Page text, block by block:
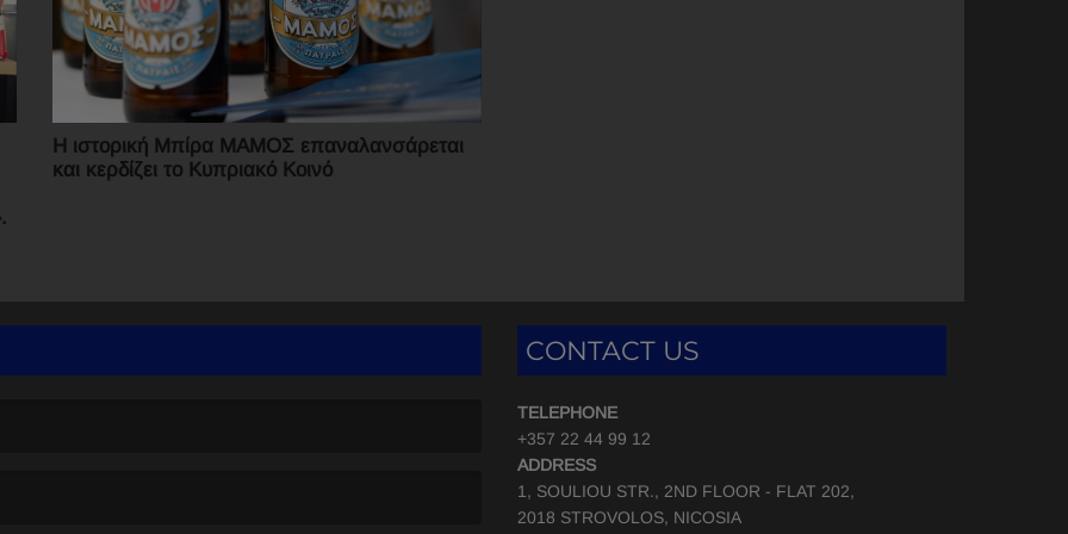
Η ιστορική Μπίρα ΜΑΜΟΣ επαναλανσάρεται
και κερδίζει το Κυπριακό Κοινό
CONTACT US
TELEPHONE
+357 22 44 99 12
ADDRESS
1, SOULIOU STR., 2ND FLOOR - FLAT 202,
2018 STROVOLOS, NICOSIA